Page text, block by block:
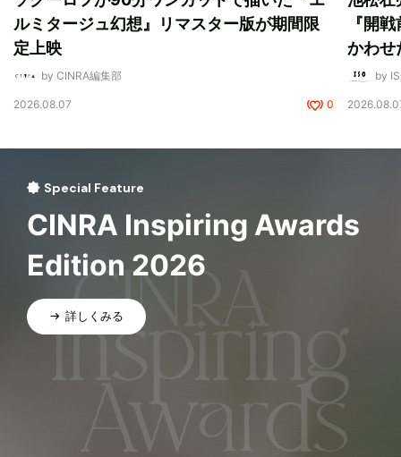
ルミタージュ幻想』リマスター版が期間限
定上映
by CINRA編集部
2026.08.07 0
『開
かわせ
by
Special Feature
CINRA Inspiring Awards
Edition 2026
詳しくみる